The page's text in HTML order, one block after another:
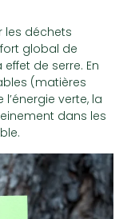
les déchets
global de
de serre. En
(matières
verte, la
dans les